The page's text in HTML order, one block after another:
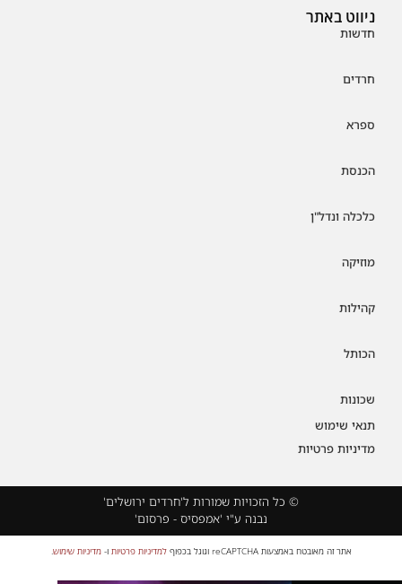
ניווט באתר
חדשות
חרדים
ספרא
הכנסת
כלכלה ונדל"ן
מוזיקה
קהילות
הכותל
שכונות
תנאי שימוש
מדיניות פרטיות
© כל הזכויות שמורות ל'חרדים ירושלים'
נבנה ע"י 'אמפסיס - פרסום'
אתר זה מאובטח באמצעות reCAPTCHA וגוגל בכפוף למדיניות פרטיות ו-מדיניות שימוש.